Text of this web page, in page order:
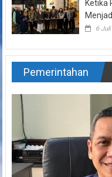
Ketika
6 Juli
Pemerintahan